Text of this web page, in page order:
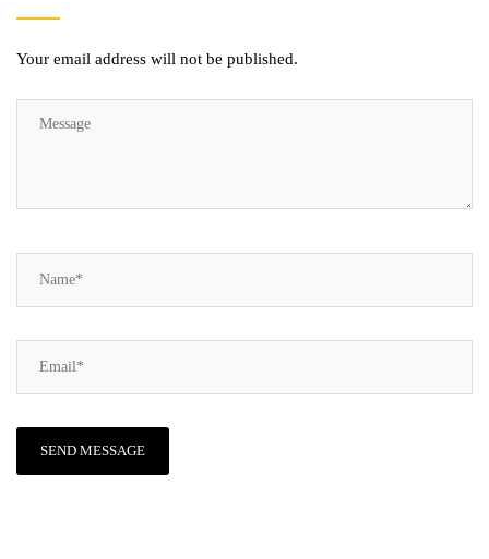
Your email address will not be published.